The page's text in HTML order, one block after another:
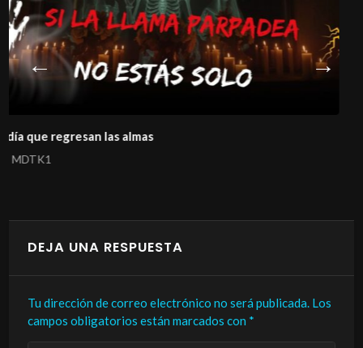
La historia de un amor que ni la muerte logró
DEJA UNA RESPUESTA
Tu dirección de correo electrónico no será publicada. Los
campos obligatorios están marcados con *